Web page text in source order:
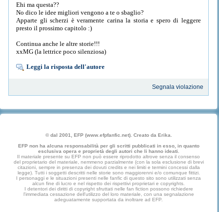
Ehi ma questa??
No dico le idee migliori vengono a te o sbaglio?
Apparte gli scherzi è veramente carina la storia e spero di leggere
presto il prossimo capitolo :)
Continua anche le altre storie!!!
xxMG (la lettrice poco silenziosa)
Leggi la risposta dell'autore
Segnala violazione
© dal 2001, EFP (www.efpfanfic.net). Creato da Erika.
EFP non ha alcuna responsabilità per gli scritti pubblicati in esso, in quanto
esclusiva opera e proprietà degli autori che li hanno ideati.
Il materiale presente su EFP non può essere riprodotto altrove senza il consenso
del proprietario del materiale, nemmeno parzialmente (con la sola esclusione di brevi
citazioni, sempre in presenza dei dovuti credits e nei limiti e termini concessi dalla
legge). Tutti i soggetti descritti nelle storie sono maggiorenni e/o comunque fittizi.
I personaggi e le situazioni presenti nelle fanfic di questo sito sono utilizzati senza
alcun fine di lucro e nel rispetto dei rispettivi proprietari e copyrights.
I detentori dei diritti di copyright sfruttati nelle fan fiction possono richiedere
l'immediata cessazione dell'utilizzo del loro materiale, con una segnalazione
adeguatamente supportata da inoltrare ad EFP.